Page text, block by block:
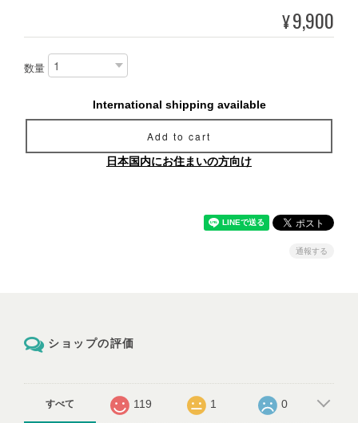
¥9,900
数量
International shipping available
Add to cart
日本国内にお住まいの方向け
通報する
ショップの評価
すべて 119 1 0